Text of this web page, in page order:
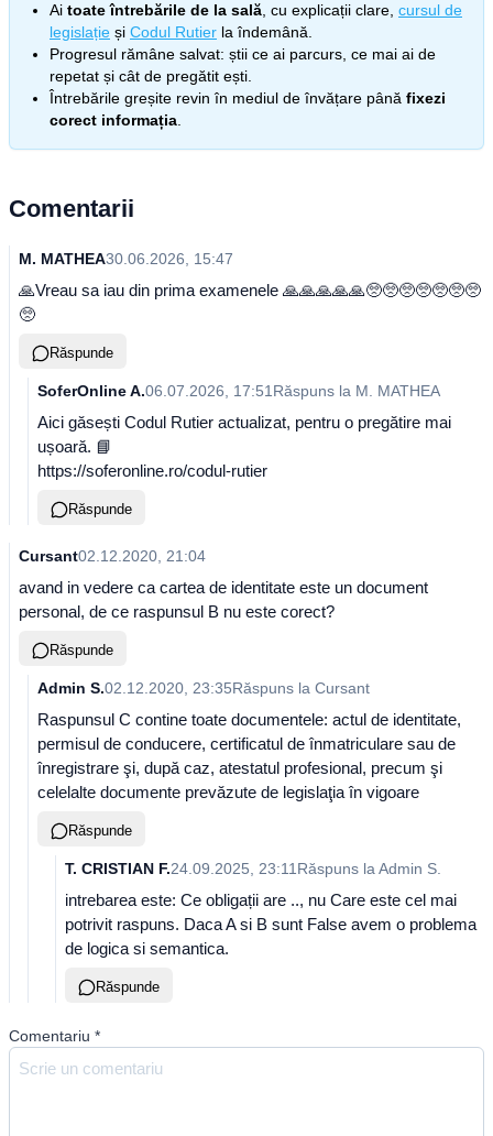
Ai toate întrebările de la sală , cu explicații clare, cursul de
legislație și Codul Rutier la îndemână.
Progresul rămâne salvat: știi ce ai parcurs, ce mai ai de
repetat și cât de pregătit ești.
Întrebările greșite revin în mediul de învățare până fixezi
corect informația
Comentarii
M. MATHEA30.06.2026, 15:47
🙏Vreau sa iau din prima examenele 🙏🙏🙏🙏🙏🥺🥺🥺🥺🥺🥺🥺
🥺
Răspunde
SoferOnline A.06.07.2026, 17:51 Răspuns la M. MATHEA
Aici găsești Codul Rutier actualizat, pentru o pregătire mai
ușoară. 📘
https://soferonline.ro/codul-rutier
Răspunde
Cursant02.12.2020, 21:04
avand in vedere ca cartea de identitate este un document
personal, de ce raspunsul B nu este corect?
Răspunde
Admin S.02.12.2020, 23:35Răspuns la Cursant
Raspunsul C contine toate documentele: actul de identitate,
permisul de conducere, certificatul de înmatriculare sau de
înregistrare şi, după caz, atestatul profesional, precum şi
celelalte documente prevăzute de legislaţia în vigoare
Răspunde
T. CRISTIAN F.24.09.2025, 23:11 Răspuns la Admin S.
intrebarea este: Ce obligații are .., nu Care este cel mai
potrivit raspuns. Daca A si B sunt False avem o problema
de logica si semantica.
Răspunde
Comentariu *